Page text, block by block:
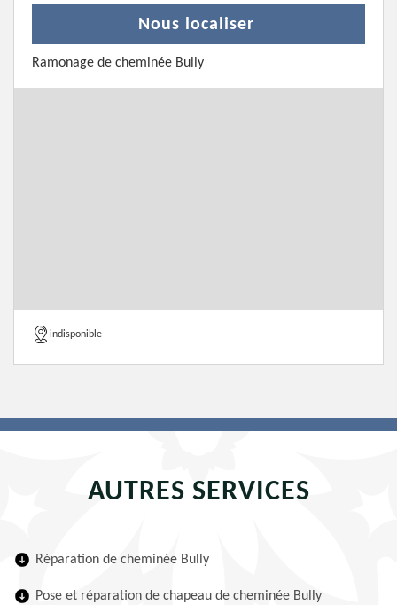
Nous localiser
Ramonage de cheminée Bully
indisponible
AUTRES SERVICES
Réparation de cheminée Bully
Pose et réparation de chapeau de cheminée Bully